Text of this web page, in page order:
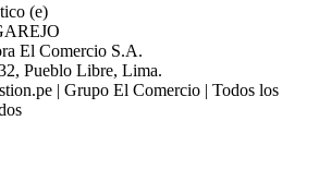
(e)
El Comercio S.A.
Pueblo Libre, Lima.
| Grupo El Comercio | Todos los